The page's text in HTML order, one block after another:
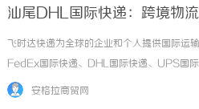
汕尾DHL国际快递：跨境物
飞时达快递为全球的企业和个人提供国际运
FedEx国际快递、DHL国际快递、UPS国
务。汕尾DHL国际快递：跨境物流新选择，
安格拉商贸网